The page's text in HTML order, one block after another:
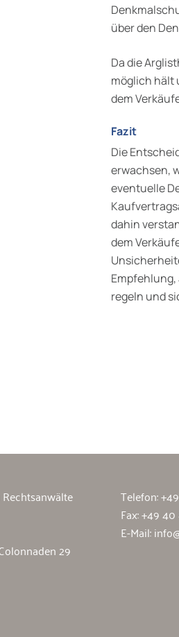
über den
Da die
mög­lich hält
dem
Fazit
Die
erwachsen,
eventuelle
dahin
dem
regeln und
29
Telefon:
Fax: +49
E-Mail: